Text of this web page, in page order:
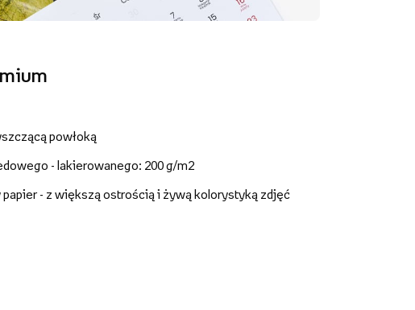
powłoką
- lakierowanego: 200 g/m2
- z większą ostrością i żywą kolorystyką zdjęć